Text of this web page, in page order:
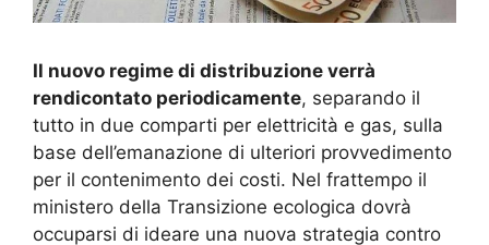
Il nuovo regime di distribuzione verrà
rendicontato periodicamente, separando il
tutto in due comparti per elettricità e gas, sulla
base dell’emanazione di ulteriori provvedimento
per il contenimento dei costi. Nel frattempo il
ministero della Transizione ecologica dovrà
occuparsi di ideare una nuova strategia contro